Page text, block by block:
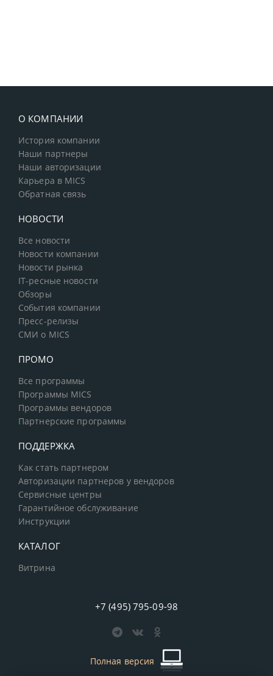
О КОМПАНИИ
История компании
Наши партнеры
Наши авторизации
Карьера в MICS
Обратная связь
НОВОСТИ
Все новости
Новости компании
Новости рынка
IT-ресные новости
Обзоры
События компании
Пресс-релизы
СМИ о MICS
ПРОМО
Все программы
Программы MICS
Программы вендоров
Партнерские программы
ПОДДЕРЖКА
Как стать партнером
Авторизации партнеров у вендоров
Сервисные центры
Гарантийное обслуживание
Инструкции
КАТАЛОГ
Витрина
+7 (495) 795-09-98
Полная версия